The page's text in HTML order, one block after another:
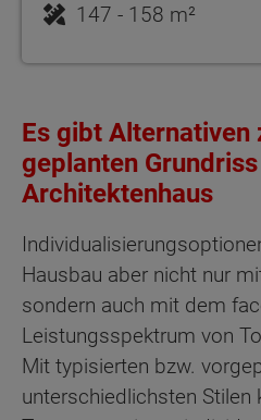
Es gibt Alternativen
geplanten
Architektenhaus
Hausbau aber nicht nur
sondern auch mit dem
Leistungsspektrum von
Mit typisierten bzw.
unterschiedlichsten Stilen